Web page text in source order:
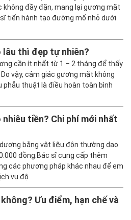
không đầy đặn, mang lại gương mặt
tiến hành tạo đường mổ nhỏ dưới
thì đẹp tự nhiên?
cần ít nhất từ 1 – 2 tháng để thấy
vậy, cảm giác gương mặt không
phẫu thuật là điều hoàn toàn bình
tiền? Chi phí mới nhất
bằng vật liệu độn thường dao
đồng.Bác sĩ cung cấp thêm
các phương pháp khác nhau để em
vụ độ
Ưu điểm, hạn chế và